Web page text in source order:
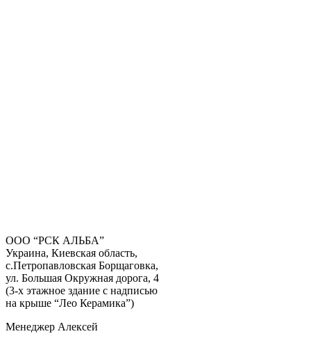
Получить консультацию
ООО “РСК АЛЬБА”
Украина, Киевская область,
с.Петропавловская Борщаговка,
ул. Большая Окружная дорога, 4
(3-х этажное здание с надписью
на крыше “Лео Керамика”)
Менеджер Алексей